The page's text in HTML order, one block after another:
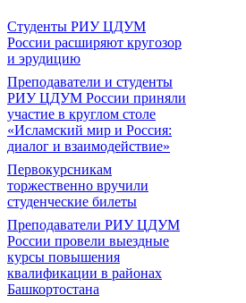
Студенты РИУ ЦДУМ
России расширяют кругозор
и эрудицию
Преподаватели и студенты
РИУ ЦДУМ России приняли
участие в круглом столе
«Исламский мир и Россия:
диалог и взаимодействие»
Первокурсникам
торжественно вручили
студенческие билеты
Преподаватели РИУ ЦДУМ
России провели выездные
курсы повышения
квалификации в районах
Башкортостана